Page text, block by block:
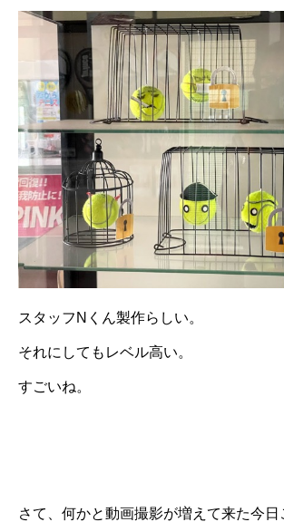
スタッフNくん製作らしい。
それにしてもレベル高い。
すごいね。
さて、何かと動画撮影が増えて来た今日